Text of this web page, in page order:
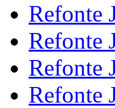
Refonte
Refonte
Refonte
Refonte